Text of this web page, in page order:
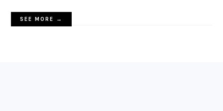
SEE MORE →